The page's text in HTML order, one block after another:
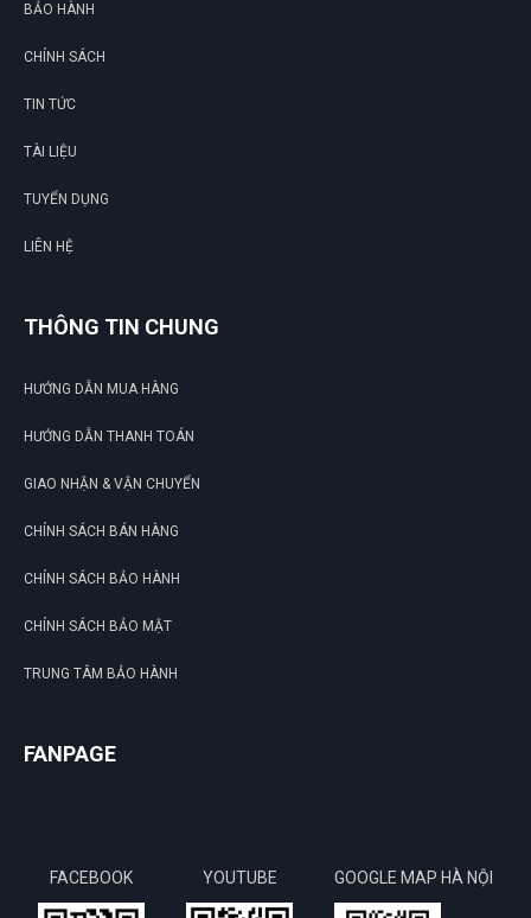
BẢO HÀNH
CHÍNH SÁCH
TIN TỨC
TÀI LIỆU
TUYỂN DỤNG
LIÊN HỆ
THÔNG TIN CHUNG
HƯỚNG DẪN MUA HÀNG
HƯỚNG DẪN THANH TOÁN
GIAO NHẬN & VẬN CHUYỂN
CHÍNH SÁCH BÁN HÀNG
CHÍNH SÁCH BẢO HÀNH
CHÍNH SÁCH BẢO MẬT
TRUNG TÂM BẢO HÀNH
FANPAGE
FACEBOOK YOUTUBE GOOGLE MAP HÀ NỘI